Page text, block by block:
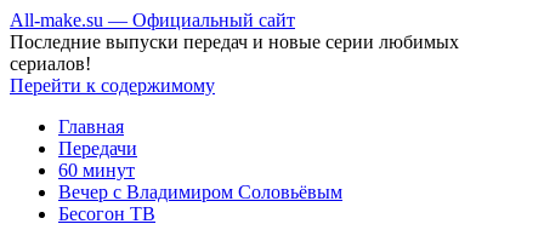
All-make.su — Официальный сайт
Последние выпуски передач и новые серии любимых
сериалов!
Перейти к содержимому
Главная
Передачи
60 минут
Вечер с Владимиром Соловьёвым
Бесогон ТВ